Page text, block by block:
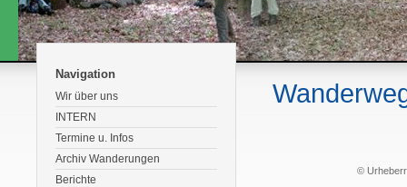
Navigation
Wir über uns
INTERN
Termine u. Infos
Archiv Wanderungen
Berichte
©